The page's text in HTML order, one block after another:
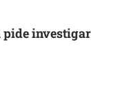
pide investigar